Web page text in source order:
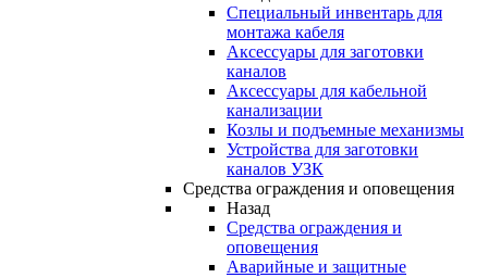
Специальный инвентарь для
монтажа кабеля
Аксессуары для заготовки
каналов
Аксессуары для кабельной
канализации
Козлы и подъемные механизмы
Устройства для заготовки
каналов УЗК
Средства ограждения и оповещения
Назад
Средства ограждения и
оповещения
Аварийные и защитные